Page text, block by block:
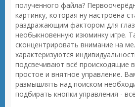
полученного файла?
картинку, которая ну настроена
раздражающим фактором для
необыкновенную изюминку игре.
сконцентрировать внимание на
характеризуются
подсвечивают всё происходящие
простое и внятное управление.
размышлять над поиском
подбирать кнопки управления -